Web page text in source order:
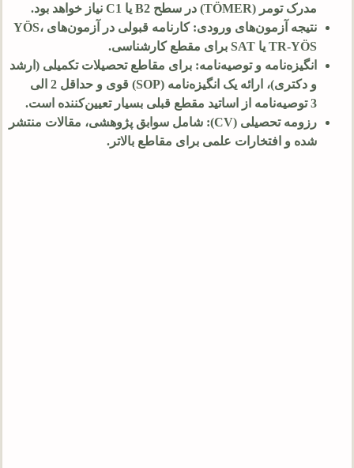
مدرک تومر (TÖMER) در سطح
B2 یا C1 نیاز خواهد بود.
نتیجه آزمون‌های ورودی: کارنامه قبولی در آزمون‌های YÖS،
TR-YÖS یا SAT برای مقطع کارشناسی.
انگیزه‌نامه و توصیه‌نامه: برای مقاطع تحصیلات تکمیلی (ارشد
و دکتری)، ارائه یک انگیزه‌نامه (SOP) قوی و حداقل
2 الی
3توصیه‌نامه از اساتید مقطع قبلی بسیار تعیین‌کننده است.
رزومه تحصیلی (CV): شامل سوابق پژوهشی، مقالات منتشر
شده و افتخارات علمی برای مقاطع بالاتر.